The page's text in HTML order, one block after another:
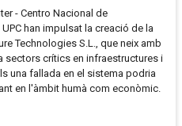
- Centro Nacional de
han impulsat la creació de la
Technologies S.L., que neix amb
sectors crítics en infraestructures i
una fallada en el sistema podria
en l'àmbit humà com econòmic.